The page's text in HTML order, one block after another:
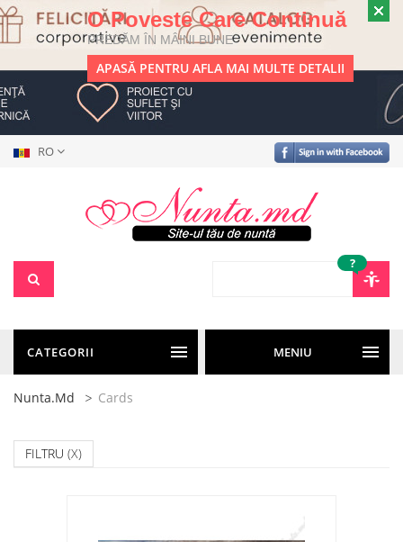
O Poveste Care Continuă
PREDĂM ÎN MÂINI BUNE
APASĂ PENTRU AFLA MAI MULTE DETALII
RO
?
CATEGORII MENIU
Nunta.md Cards
FILTRU (X)